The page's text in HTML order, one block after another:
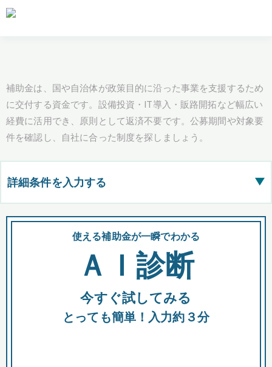
補助金は、国や自治体が政策目的に沿った事業を支援するため
に交付する資金です。設備投資・IT導入・販路開拓など幅広い
経費に活用でき、原則として返済不要です。公募期間や対象要
件を確認し、自社に合った制度を探しましょう。
詳細条件を入力する ▶
都道府県
全国の検索結果を含めて表示
助成金 融資 出資
使える補助金が一瞬でわかる
ＡＩ診断
今すぐ試してみる
とっても簡単！入力約３分